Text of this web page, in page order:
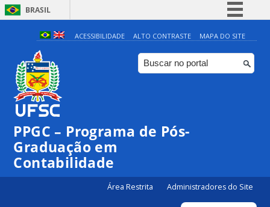
BRASIL
Simplifique!
Comunica BR
Participe
Canais
ACESSIBILIDADE ALTO CONTRASTE MAPA DO SITE
PPGC – Programa de Pós-
Graduação em
Contabilidade
Área Restrita Administradores do Site